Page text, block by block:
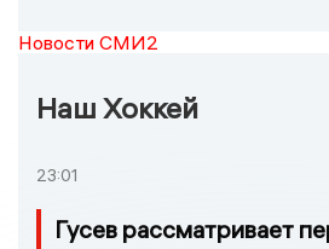
Новости СМИ2
Наш Хоккей
23:01
Гусев рассматривает